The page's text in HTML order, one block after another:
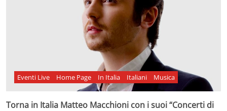
Eventi Live Home Page In Italia Italiani Musica
Torna in Italia Matteo Macchioni con i suoi “Concerti di